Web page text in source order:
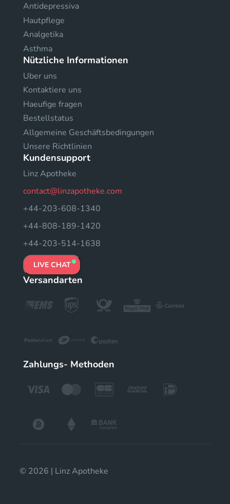
Antidepressiva
Hautpflege
Analgetika
Asthma
Nützliche Informationen
Uber uns
Kontaktiere uns
Haeufige fragen
Bestellstatus
Allgemeine Geschäftsbedingungen
Unsere Richtlinien
Kundensupport
Linz Apotheke
contact@linzapotheke.com
+44-203-608-1340
+44-808-189-1420
+44-203-514-1638
LIVE CHAT
Versandarten
Zahlungs- Methoden
© 2026 | Linz Apotheke